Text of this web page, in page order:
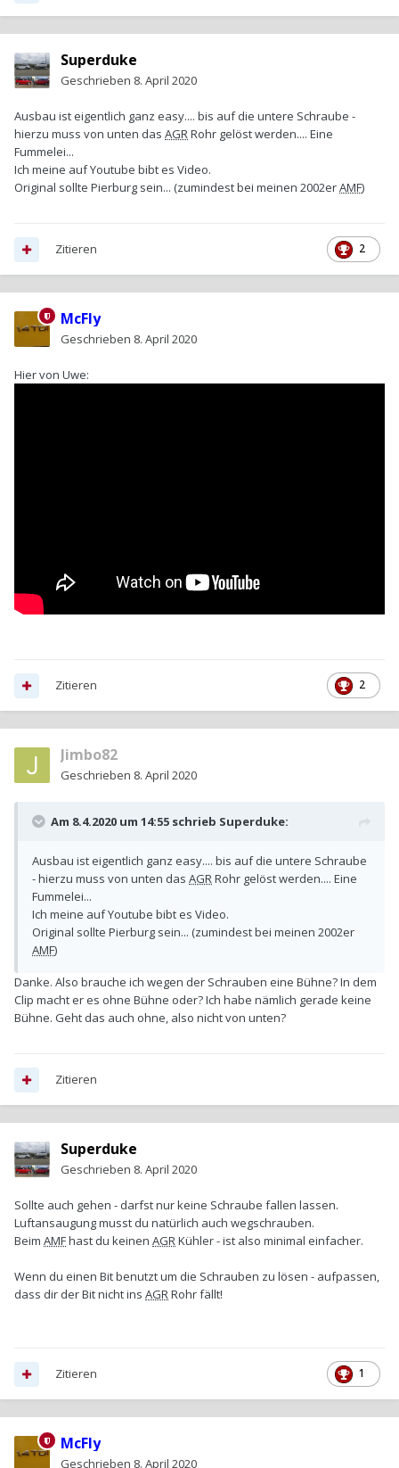
Superduke
Geschrieben 8. April 2020
Ausbau ist eigentlich ganz easy.... bis auf die untere Schraube -
hierzu muss von unten das AGRRohr gelöst werden.... Eine
Fummelei...
Ich meine auf Youtube bibt es Video.
Original sollte Pierburg sein... (zumindest bei meinen 2002erAMF)
2
Zitieren
McFly
Geschrieben 8. April 2020
Hier von Uwe:
2
Zitieren
Jimbo82
Geschrieben 8. April 2020
Am 8.4.2020 um 14:55 schrieb Superduke:
Ausbau ist eigentlich ganz easy.... bis auf die untere Schraube
- hierzu muss von unten das AGRRohr gelöst werden.... Eine
Fummelei...
Ich meine auf Youtube bibt es Video.
Original sollte Pierburg sein... (zumindest bei meinen 2002er
AMF)
Danke. Also brauche ich wegen der Schrauben eine Bühne? In dem
Clip macht er es ohne Bühne oder? Ich habe nämlich gerade keine
Bühne. Geht das auch ohne, also nicht von unten?
Zitieren
Superduke
Geschrieben 8. April 2020
Sollte auch gehen - darfst nur keine Schraube fallen lassen.
Luftansaugung musst du natürlich auch wegschrauben.
Beim AMFhast du keinen AGRKühler - ist also minimal einfacher.
Wenn du einen Bit benutzt um die Schrauben zu lösen - aufpassen,
dass dir der Bit nicht ins AGRRohr fällt!
1
Zitieren
McFly
Geschrieben 8. April 2020